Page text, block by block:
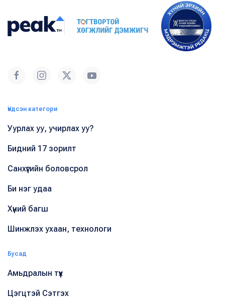
Үндсэн категори
Уурлах уу, учирлах уу?
Бидний 17 зорилт
Санхүүгийн боловсрол
Би нэг удаа
Хүний багш
Шинжлэх ухаан, технологи
Бусад
Амьдралын түүх
Цэгцтэй Сэтгэх